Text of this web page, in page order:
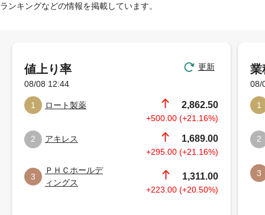
ランキングなどの情報を掲載しています。